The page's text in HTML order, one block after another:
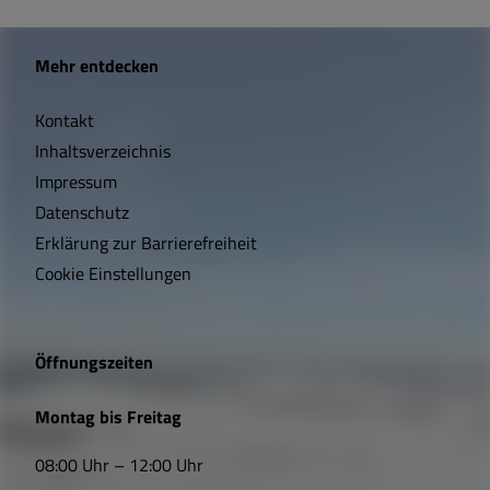
W
c
h
t
i
e
L
Mehr entdecken
Kontakt
Inhaltsverzeichnis
Impressum
Datenschutz
Erklärung zur Barrierefreiheit
Cookie Einstellungen
Öffnungszeiten
Montag bis Freitag
08:00 Uhr – 12:00 Uhr